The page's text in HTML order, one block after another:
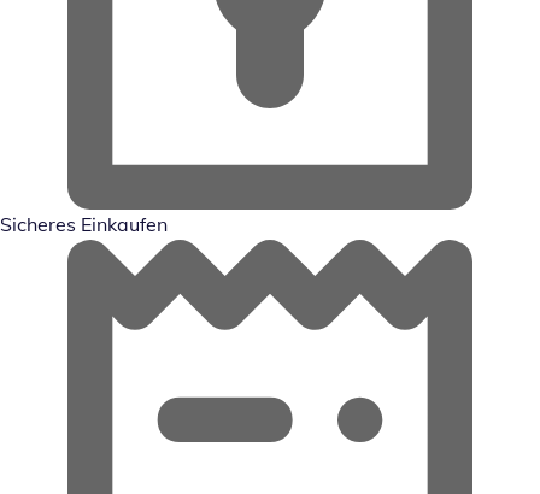
Sicheres Einkaufen